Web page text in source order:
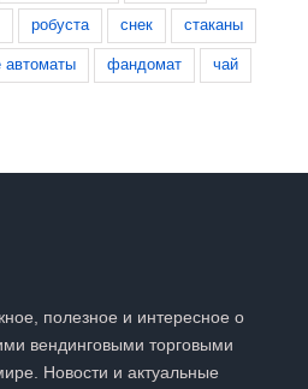
робуста снек стаканы
автоматы фандомат чай
полезное и интересное о
вендинговыми торговыми
Новости и актуальные